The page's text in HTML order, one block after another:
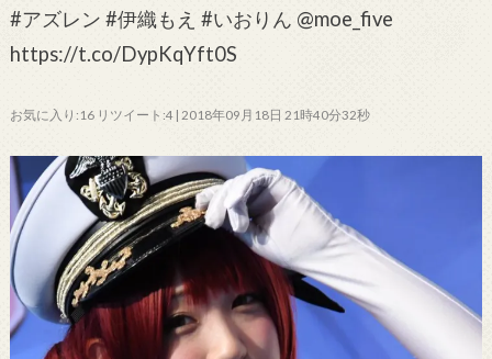
#アズレン #伊織もえ #いおりん @moe_five
https://t.co/DypKqYft0S
お気に入り:16 リツイート:4 | 2018年09月18日 21時40分32秒